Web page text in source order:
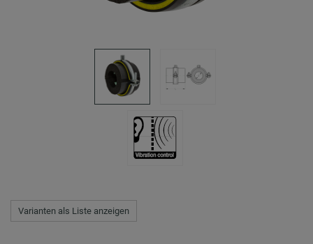
Varianten als Liste anzeigen